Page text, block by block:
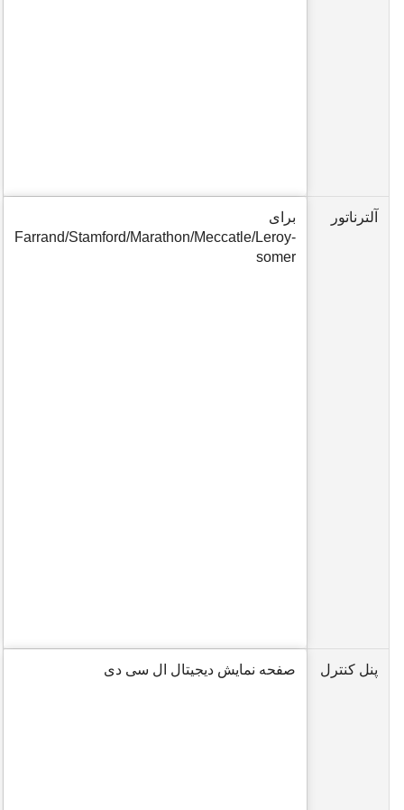
آلترناتور
برای
Farrand/Stamford/Marathon/Meccatle/Leroy-
somer
پنل کنترل صفحه نمایش دیجیتال ال سی دی